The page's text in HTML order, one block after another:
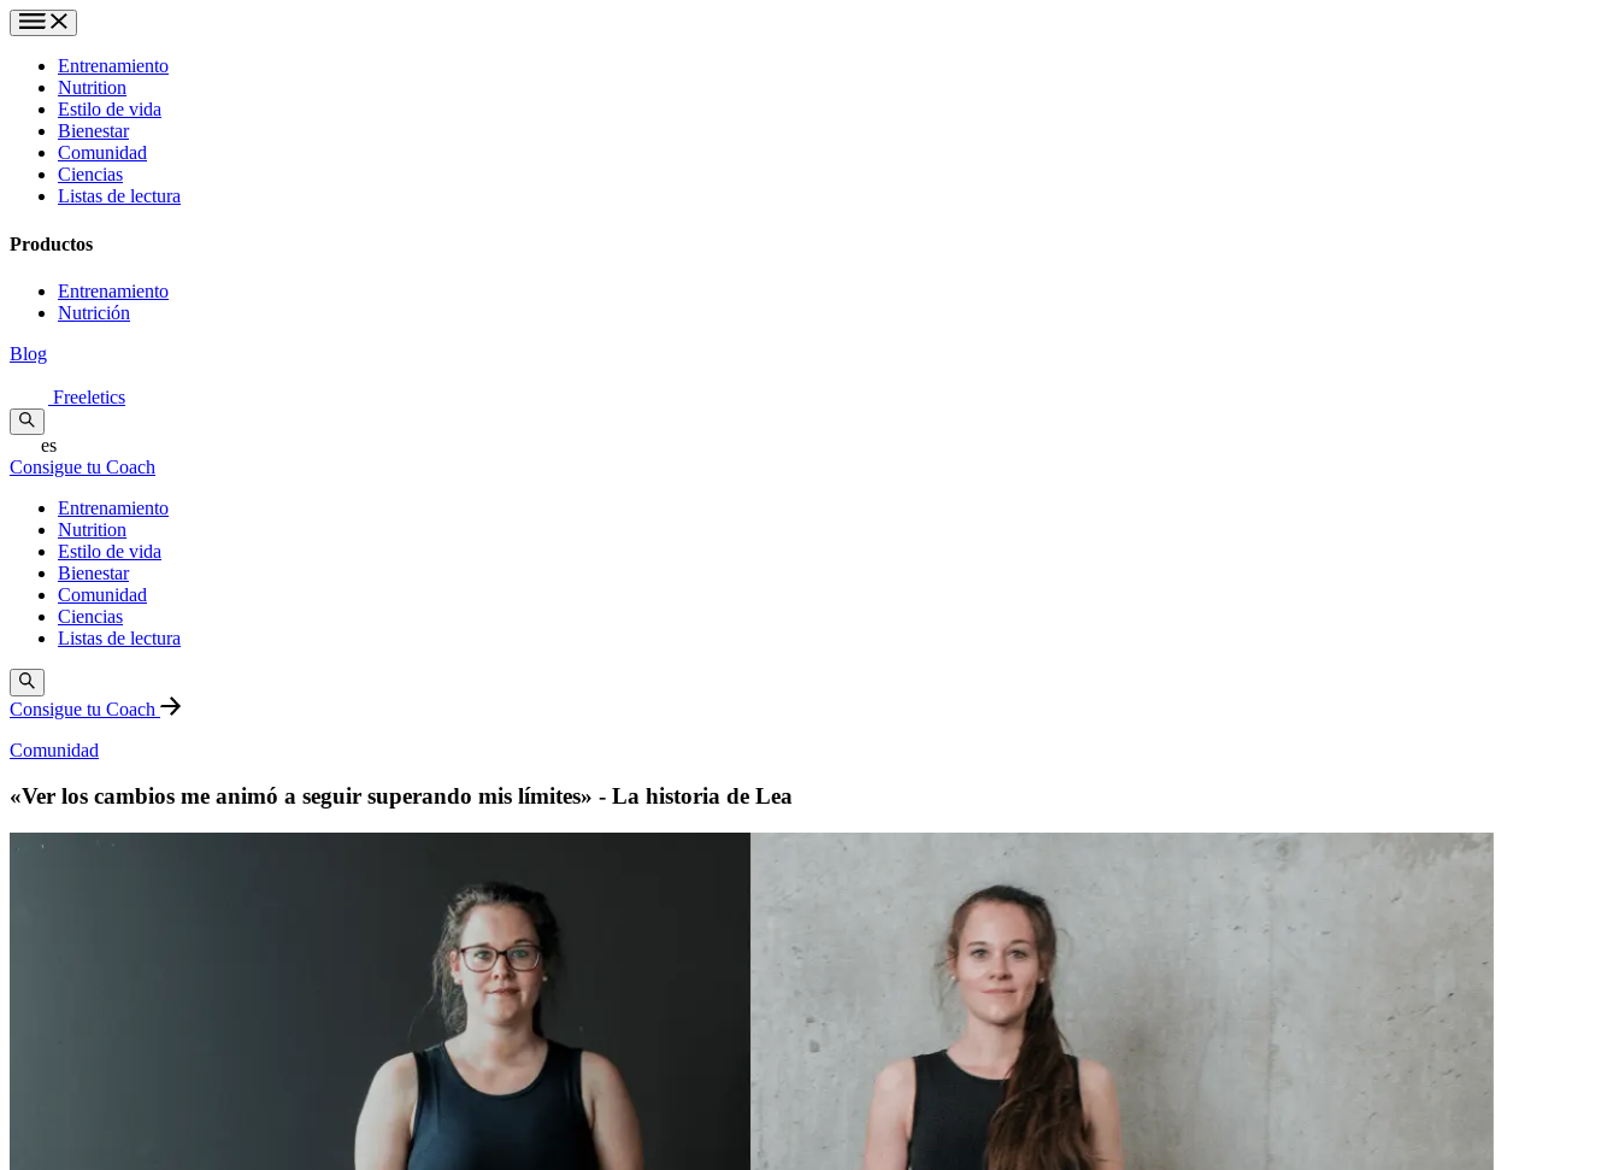
Entrenamiento
Nutrition
Estilo de vida
Bienestar
Comunidad
Ciencias
Listas de lectura
Productos
Entrenamiento
Nutrición
Blog
Freeletics
es
Consigue tu Coach
Entrenamiento
Nutrition
Estilo de vida
Bienestar
Comunidad
Ciencias
Listas de lectura
Consigue tu Coach
Comunidad
«Ver los cambios me animó a seguir superando mis límites» - La historia de Lea